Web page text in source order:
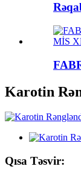
Karotin
Qısa Təsvir: